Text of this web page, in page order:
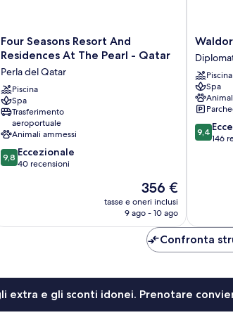
Four
Seasons
And
Residences
At
The
Pearl
-
Qatar
Perla
Four Seasons Resort And
Residences At The Pearl - Qatar
Perla del Qatar
Piscina
Spa
Trasferimento
aeroportuale
Animali ammessi
9.8
su
9,8 Eccezionale
40 recensioni
Il
prezzo
attuale
356 €
356 €
tasse e oneri inclusi
9 ago - 10 ago
Waldorf
Astoria
Doha
West
Bay
Area
Piscina
Spa
9.4
su
9,4
146
Confronta
extra e gli sconti idonei. Prenotare